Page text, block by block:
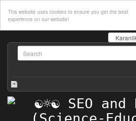
This website uses cookies to ensure you get the best
experience on our website!